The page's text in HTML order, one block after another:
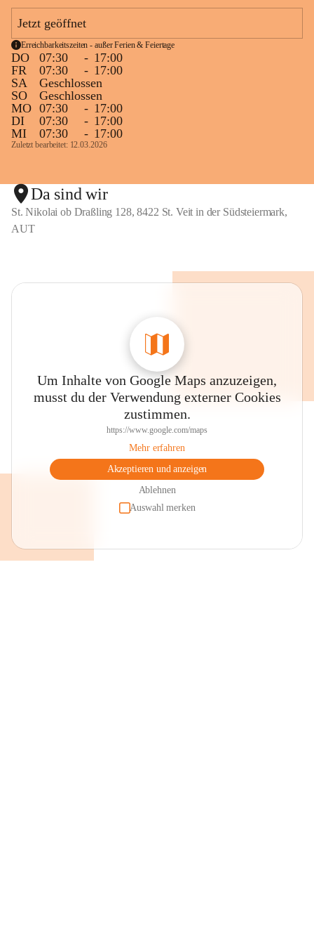
weiterführenden Schulen
Fort - und Weiterbildung des Lehrerinnenteams
Laufende und bedarfsorientierte Fortbildungen sind
selbstverständlich.
Schulpartnerschaft und Außenbeziehungen
gemeinsame Aktivitäten, Feste und Feiern als
Bindeglied zwischen Familien und Öffentlichkeit
Kooperation mit dem Verein GlaMur
Auszeichnungen und Gütesiegel
Gesunde Volksschule (Styria Vitalis -
Gesundheitsförderung)
Expert + Schule (digitale Bildung)
Begabungs- und Begabtensiegel
Klimabündnisschule
ASKÖ - Bewegungssiegel
Erasmus+ Schule
Jetzt geöffnet
Erreichbarkeitszeiten - außer Ferien & Feiertage
DO 07:30 - 17:00
FR
07:30 - 17:00
SA
Geschlossen
SO
Geschlossen
MO 07:30 - 17:00
DI
07:30 - 17:00
MI
07:30 - 17:00
Zuletzt bearbeitet: 12.03.2026
Da sind wir
St. Nikolai ob Draßling 128, 8422 St. Veit in der Südsteiermark,
AUT
Um Inhalte von Google Maps anzuzeigen,
musst du der Verwendung externer Cookies
zustimmen.
https://www.google.com/maps
Mehr erfahren
Akzeptieren und anzeigen
Ablehnen
Auswahl merken